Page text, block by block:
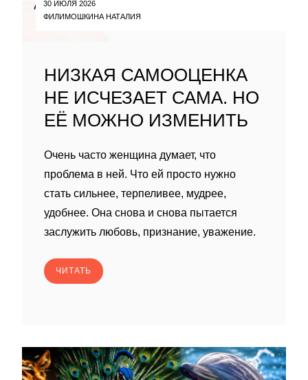
30 ИЮЛЯ 2026
ФИЛИМОШКИНА НАТАЛИЯ
НИЗКАЯ САМООЦЕНКА
НЕ ИСЧЕЗАЕТ САМА. НО
ЕЁ МОЖНО ИЗМЕНИТЬ
Очень часто женщина думает, что
проблема в ней. Что ей просто нужно
стать сильнее, терпеливее, мудрее,
удобнее. Она снова и снова пытается
заслужить любовь, признание, уважение.
ЧИТАТЬ